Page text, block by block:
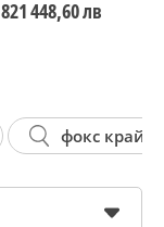
821 448,60 лв
фокс крайм